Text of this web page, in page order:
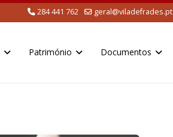
284 441 762 geral@viladefrades.pt
Património Documentos